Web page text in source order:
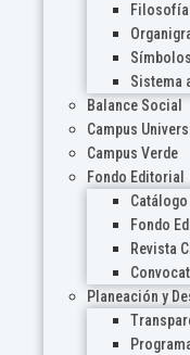
Sistema
Balance Social
Campus
Campus Verde
Fondo Editorial
Fondo
Revista
Planeación y